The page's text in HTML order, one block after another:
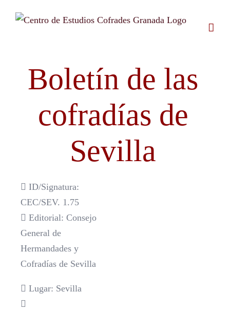
Boletín de las
cofradías de
Sevilla
ID/Signatura:
CEC/SEV. 1.75
Editorial: Consejo
General de
Hermandades y
Cofradías de Sevilla
Lugar: Sevilla